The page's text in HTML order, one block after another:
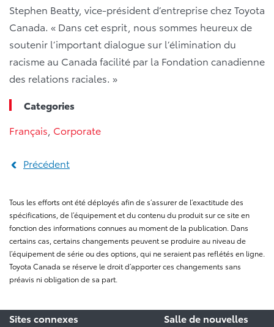
Stephen Beatty, vice-président d’entreprise chez Toyota
Canada. « Dans cet esprit, nous sommes heureux de
soutenir l’important dialogue sur l’élimination du
racisme au Canada facilité par la Fondation canadienne
des relations raciales. »
Categories
Français Corporate
Précédent
Tous les efforts ont été déployés afin de s’assurer de l’exactitude des
spécifications, de l’équipement et du contenu du produit sur ce site en
fonction des informations connues au moment de la publication. Dans
certains cas, certains changements peuvent se produire au niveau de
l’équipement de série ou des options, qui ne seraient pas reflétés en ligne.
Toyota Canada se réserve le droit d’apporter ces changements sans
préavis ni obligation de sa part.
Sites connexes Salle de nouvelles